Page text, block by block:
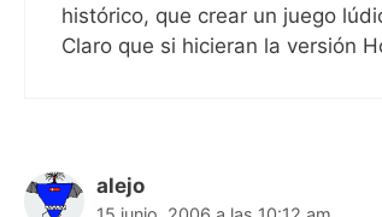
histórico, que crear un juego
Claro que si hicieran la versión
alejo